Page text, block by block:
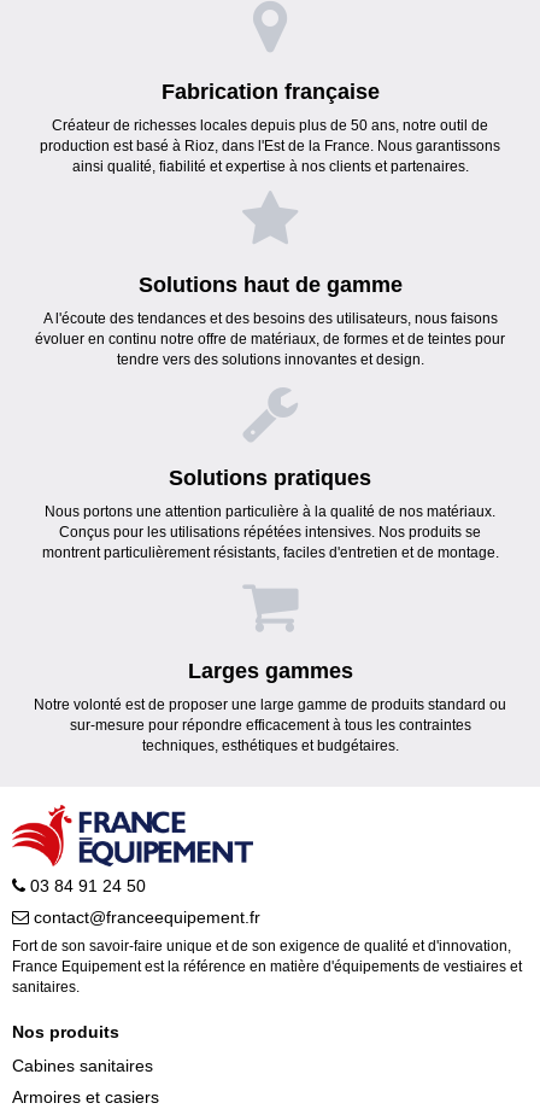
Fabrication française
Créateur de richesses locales depuis plus de 50 ans, notre outil de
production est basé à Rioz, dans l'Est de la France. Nous garantissons
ainsi qualité, fiabilité et expertise à nos clients et partenaires.
Solutions haut de gamme
A l'écoute des tendances et des besoins des utilisateurs, nous faisons
évoluer en continu notre offre de matériaux, de formes et de teintes pour
tendre vers des solutions innovantes et design.
Solutions pratiques
Nous portons une attention particulière à la qualité de nos matériaux.
Conçus pour les utilisations répétées intensives. Nos produits se
montrent particulièrement résistants, faciles d'entretien et de montage.
Larges gammes
Notre volonté est de proposer une large gamme de produits standard ou
sur-mesure pour répondre efficacement à tous les contraintes
techniques, esthétiques et budgétaires.
03 84 91 24 50
contact@franceequipement.fr
Fort de son savoir-faire unique et de son exigence de qualité et d'innovation,
France Equipement est la référence en matière d'équipements de vestiaires et
sanitaires.
Nos produits
Cabines sanitaires
Armoires et casiers